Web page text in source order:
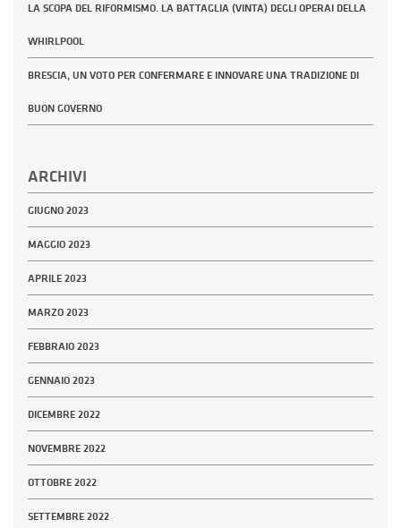
LA SCOPA DEL RIFORMISMO. LA BATTAGLIA (VINTA) DEGLI OPERAI DELLA
WHIRLPOOL
BRESCIA, UN VOTO PER CONFERMARE E INNOVARE UNA TRADIZIONE DI
BUON GOVERNO
ARCHIVI
GIUGNO 2023
MAGGIO 2023
APRILE 2023
MARZO 2023
FEBBRAIO 2023
GENNAIO 2023
DICEMBRE 2022
NOVEMBRE 2022
OTTOBRE 2022
SETTEMBRE 2022